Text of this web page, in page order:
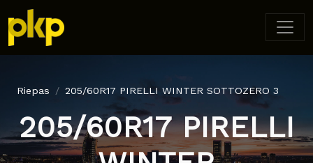
Riepas 205/60R17 PIRELLI WINTER SOTTOZERO 3
205/60R17 PIRELLI